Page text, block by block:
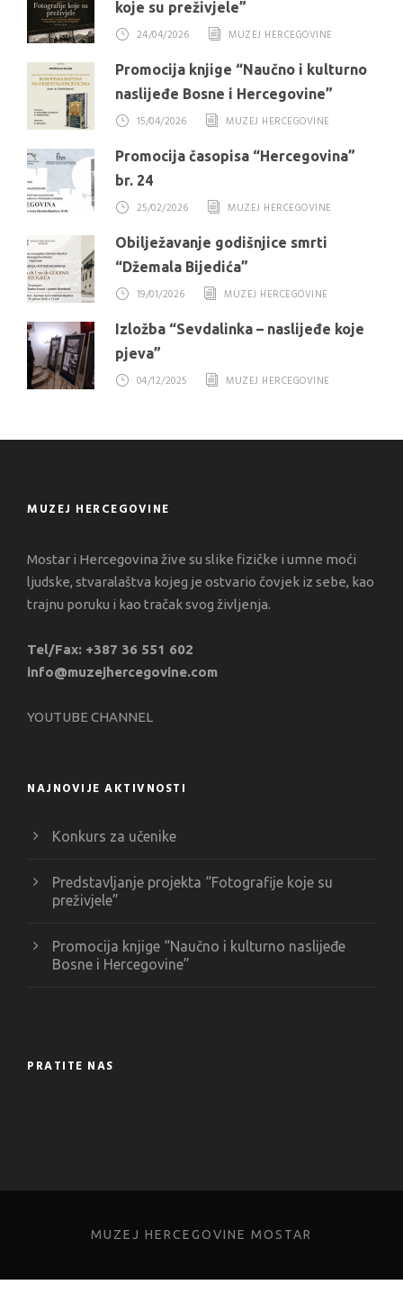
koje su preživjele”
24/04/2026
MUZEJ HERCEGOVINE
Promocija knjige “Naučno i kulturno
naslijeđe Bosne i Hercegovine”
15/04/2026
MUZEJ HERCEGOVINE
Promocija časopisa “Hercegovina”
br. 24
25/02/2026
MUZEJ HERCEGOVINE
Obilježavanje godišnjice smrti
“Džemala Bijedića”
19/01/2026
MUZEJ HERCEGOVINE
Izložba “Sevdalinka – naslijeđe koje
pjeva”
04/12/2025
MUZEJ HERCEGOVINE
MUZEJ HERCEGOVINE
Mostar i Hercegovina žive su slike fizičke i umne moći
ljudske, stvaralaštva kojeg je ostvario čovjek iz sebe, kao
trajnu poruku i kao tračak svog življenja.
Tel/Fax: +387 36 551 602
info@muzejhercegovine.com
YOUTUBE CHANNEL
NAJNOVIJE AKTIVNOSTI
Konkurs za učenike
Predstavljanje projekta “Fotografije koje su
preživjele”
Promocija knjige “Naučno i kulturno naslijeđe
Bosne i Hercegovine”
PRATITE NAS
MUZEJ HERCEGOVINE MOSTAR